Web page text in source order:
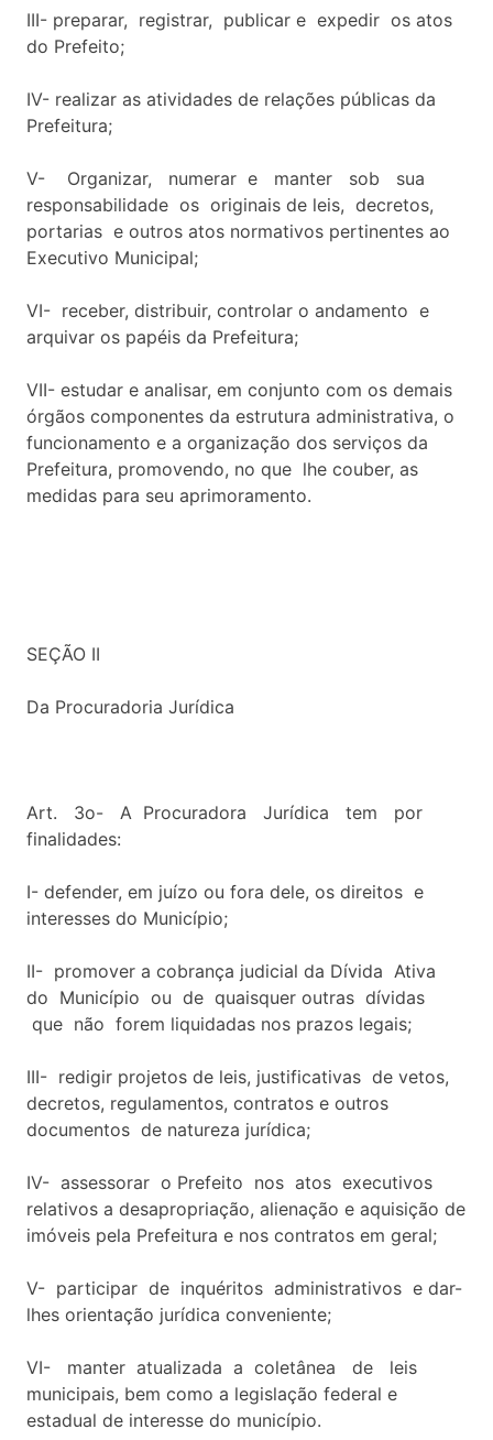
III- preparar, registrar, publicar e expedir os atos
do Prefeito;
IV- realizar as atividades de relações públicas da
Prefeitura;
V- Organizar, numerar e manter sob sua
responsabilidade os originais de leis, decretos,
portarias e outros atos normativos pertinentes ao
Executivo Municipal;
VI- receber, distribuir, controlar o andamento e
arquivar os papéis da Prefeitura;
VII- estudar e analisar, em conjunto com os demais
órgãos componentes da estrutura administrativa, o
funcionamento e a organização dos serviços da
Prefeitura, promovendo, no que lhe couber, as
medidas para seu aprimoramento.
SEÇÃO II
Da Procuradoria Jurídica
Art. 3o- A Procuradora Jurídica tem por
finalidades:
I- defender, em juízo ou fora dele, os direitos e
interesses do Município;
II- promover a cobrança judicial da Dívida Ativa
do Município ou de quaisquer outras dívidas
que não forem liquidadas nos prazos legais;
III- redigir projetos de leis, justificativas de vetos,
decretos, regulamentos, contratos e outros
documentos de natureza jurídica;
IV- assessorar o Prefeito nos atos executivos
relativos a desapropriação, alienação e aquisição de
imóveis pela Prefeitura e nos contratos em geral;
V- participar de inquéritos administrativos e dar-
lhes orientação jurídica conveniente;
VI- manter atualizada a coletânea de leis
municipais, bem como a legislação federal e
estadual de interesse do município.